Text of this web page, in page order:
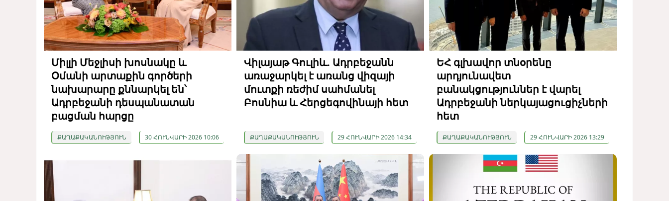
Միլլի Մեջլիսի խոսնակը և
Օմանի արտաքին գործերի
նախարարը քննարկել են՝
Ադրբեջանի դեսպանատան
բացման հարցը
ՔԱՂԱՔԱԿԱՆՈՒԹՅՈՒՆ 30 ՀՈՒՆՎԱՐԻ 2026 10:06
Վիլայաթ Գուլիև. Ադրբեջանն
առաջարկել է առանց վիզայի
մուտքի ռեժիմ սահմանել
Բոսնիա և Հերցեգովինայի հետ
ՔԱՂԱՔԱԿԱՆՈՒԹՅՈՒՆ 29 ՀՈՒՆՎԱՐԻ 2026 14:34
ԵՀ գլխավոր տնօրենը
արդյունավետ
բանակցություններ է վարել
Ադրբեջանի ներկայացուցիչների
հետ
ՔԱՂԱՔԱԿԱՆՈՒԹՅՈՒՆ 29 ՀՈՒՆՎԱՐԻ 2026 13:29